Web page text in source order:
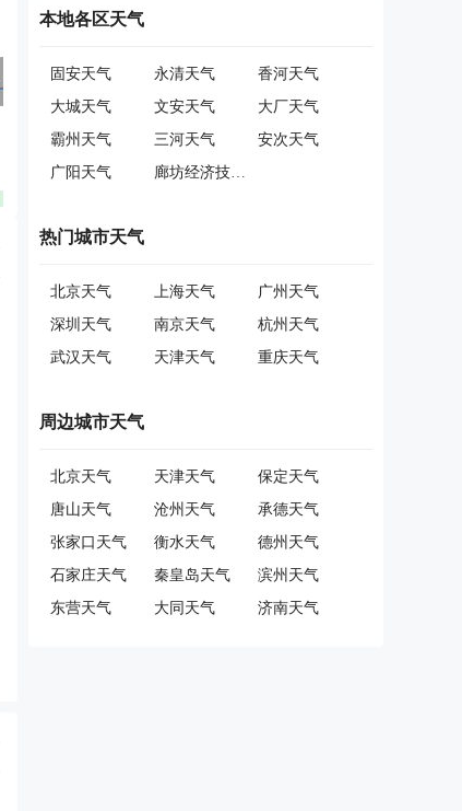
东风
东南风
1级
东南风
1级
东南风
本地各区天气
固安天气 永清天气
香河天气
大城天气
文安天气
大厂天气
霸州天气
三河天气
安次天气
广阳天气
廊坊经济技术开发区天气
热门城市天气
北京天气 上海天气
广州天气
深圳天气
南京天气
杭州天气
武汉天气
天津天气 重庆天气
周边城市天气
北京天气 天津天气
保定天气
唐山天气
沧州天气
承德天气
张家口天气
衡水天气
德州天气
石家庄天气
秦皇岛天气
滨州天气
东营天气
大同天气 济南天气